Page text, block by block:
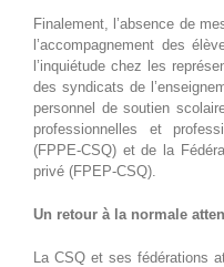
Finalement, l’absence de
l’accompagnement des
l’inquiétude chez les
des syndicats de
personnel de soutien
professionnelles et
(FPPE-CSQ) et de la
privé (FPEP-CSQ).
Un retour à la normale
La CSQ et ses fédérations